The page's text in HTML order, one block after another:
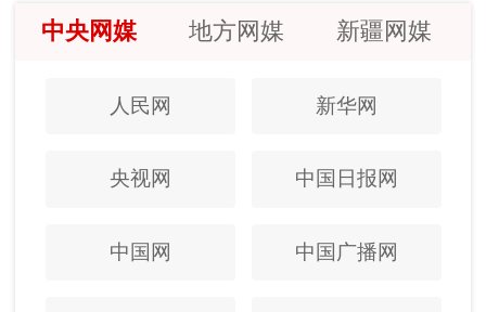
中央网媒 地方网媒 新疆网媒
人民网 新华网
央视网 中国日报网
中国网 中国广播网